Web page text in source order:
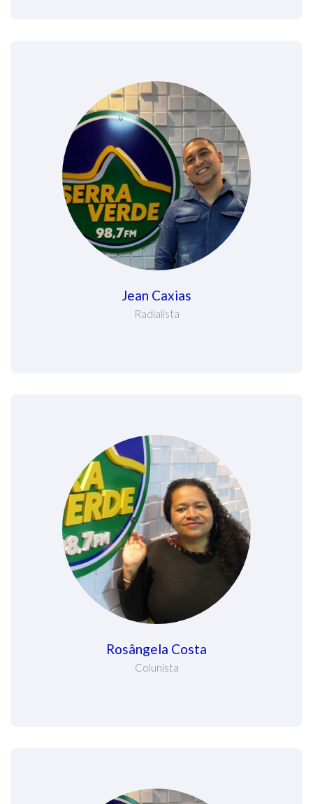
Jean Caxias
Radialista
Rosângela Costa
Colunista